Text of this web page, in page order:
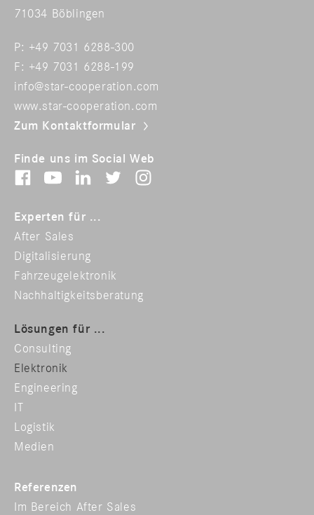
71034 Böblingen
P: +49 7031 6288-300
F: +49 7031 6288-199
info@star-cooperation.com
www.star-cooperation.com
Zum Kontaktformular
Finde uns im Social Web
Experten für ...
After Sales
Digitalisierung
Fahrzeugelektronik
Nachhaltigkeitsberatung
Lösungen für ...
Consulting
Elektronik
Engineering
IT
Logistik
Medien
Referenzen
Im Bereich After Sales